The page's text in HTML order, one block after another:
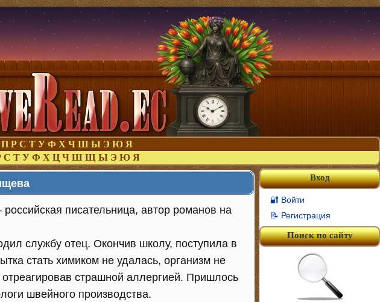
П Р С Т У Ф Х Ч Ш Ы Э Ю Я
С Т У Ф Х Ц Ч Ш Щ Ы Э Ю Я
писательница, автор романов на
службу отец. Окончив школу, поступила в
стать химиком не удалась, организм не
страшной аллергией. Пришлось
швейного производства.
Вход
🔐 Войти
📝 Регистрация
Поиск по сайту